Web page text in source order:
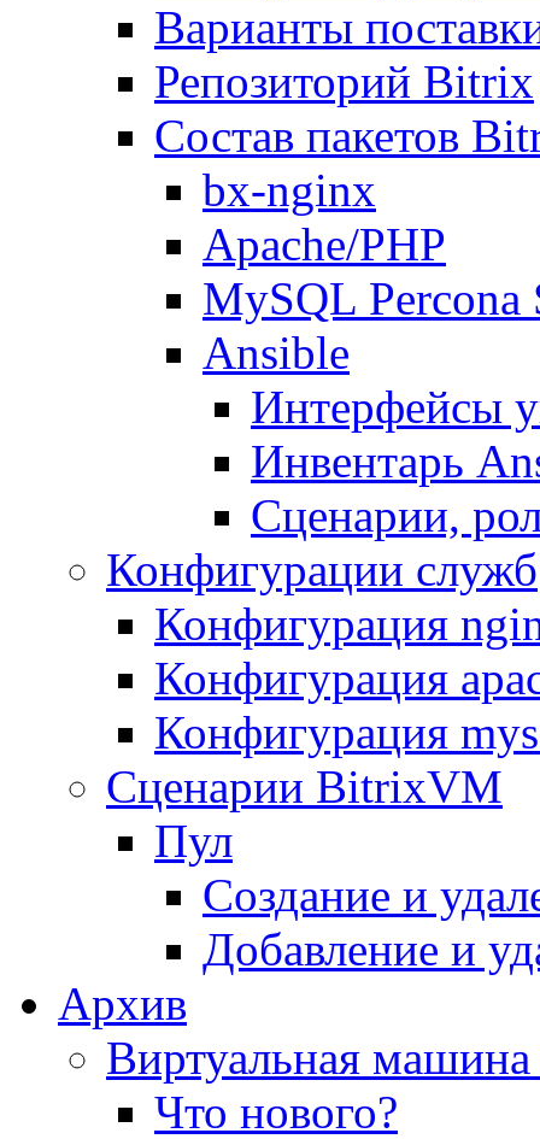
Варианты
Репозиторий Bitrix
Состав пакетов
bx-nginx
Apache/PHP
MySQL Percona
Ansible
Интерфейсы
Инвентарь
Сценарии,
Конфигурации служб
Конфигурация
Конфигурация
Конфигурация
Сценарии BitrixVM
Пул
Создание и
Добавление и
Архив
Виртуальная
Что нового?